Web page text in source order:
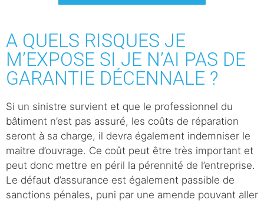
A QUELS RISQUES JE
M’EXPOSE SI JE N’AI PAS DE
GARANTIE DÉCENNALE ?
Si un sinistre survient et que le professionnel du
bâtiment n’est pas assuré, les coûts de réparation
seront à sa charge, il devra également indemniser le
maitre d’ouvrage. Ce coût peut être très important et
peut donc mettre en péril la pérennité de l’entreprise.
Le défaut d’assurance est également passible de
sanctions pénales, puni par une amende pouvant aller